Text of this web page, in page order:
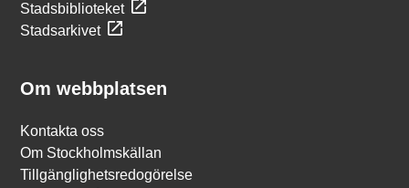
Stadsbiblioteket
Stadsarkivet
Om webbplatsen
Kontakta oss
Om Stockholmskällan
Tillgänglighetsredogörelse